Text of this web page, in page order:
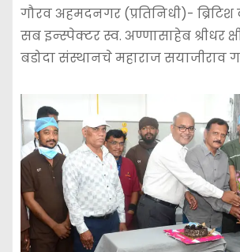
गौरव अहमदनगर (प्रतिनिधी)-
सब इन्स्पेक्टर स्व. अण्णासाहेब श्रीधर
बडोदा संस्थानचे महाराज सयाजीराव